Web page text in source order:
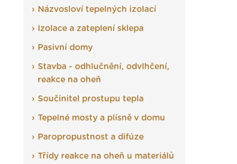
Názvosloví tepelných izolací
Izolace a zateplení sklepa
Pasivní domy
Stavba - odhlučnění, odvlhčení,
reakce na oheň
Součinitel prostupu tepla
Tepelné mosty a plísně v domu
Paropropustnost a difúze
Třídy reakce na oheň u materiálů